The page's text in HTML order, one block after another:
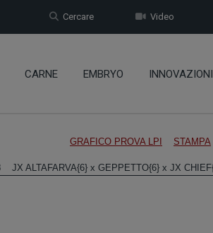
Video
Cercare
CARNE EMBRYO INNOVAZIONI